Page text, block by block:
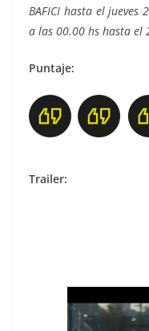
BAFICI hasta el
a las 00.00 hs hasta el
Puntaje:
Trailer: